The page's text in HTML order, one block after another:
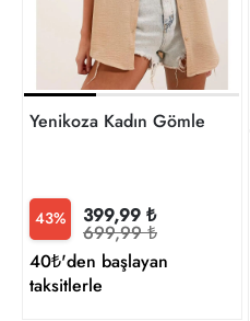
Yenikoza Kadın Gömlek
43% 399,99 ₺
699,99 ₺
40₺'den başlayan
taksitlerle